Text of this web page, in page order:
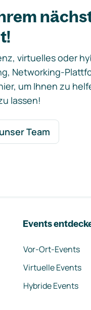
virtuelles oder
Networking-
um Ihnen zu
lassen!
Team
Events
Vor-Ort-Events
Virtuelle Events
Hybride Events